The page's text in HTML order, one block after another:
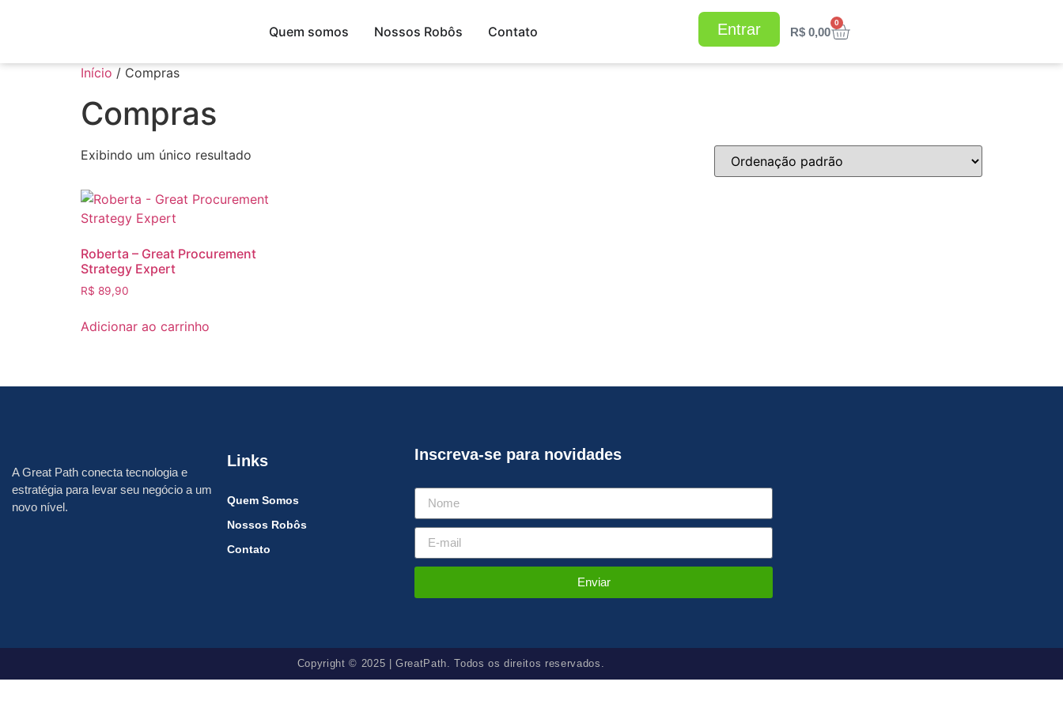
Quem somos Nossos Robôs Contato Entrar R$0,00
0
Início / Compras
Compras
Exibindo um único resultado
Roberta – Great Procurement
Strategy Expert
R$ 89,90
Adicionar ao carrinho
AGreat Path conecta tecnologia e
estratégia para levar seu negócio a um
novo nível.
Links
Quem Somos
Nossos Robôs
Contato
Inscreva-se para novidades
Enviar
Copyright © 2025 | GreatPath. Todos os direitos reservados.